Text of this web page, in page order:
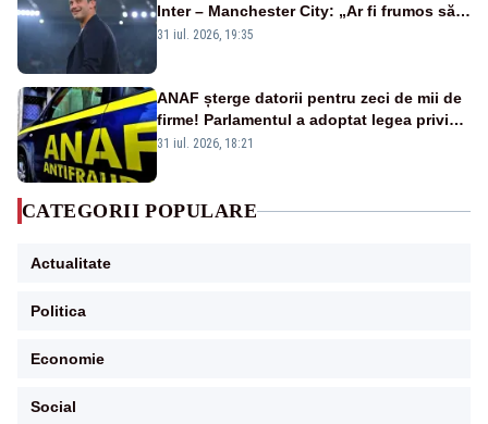
Inter – Manchester City: „Ar fi frumos să
mai cumpărați și de la noi”
31 iul. 2026, 19:35
ANAF șterge datorii pentru zeci de mii de
firme! Parlamentul a adoptat legea privind
amnistia fiscală
31 iul. 2026, 18:21
CATEGORII POPULARE
Actualitate
Politica
Economie
Social